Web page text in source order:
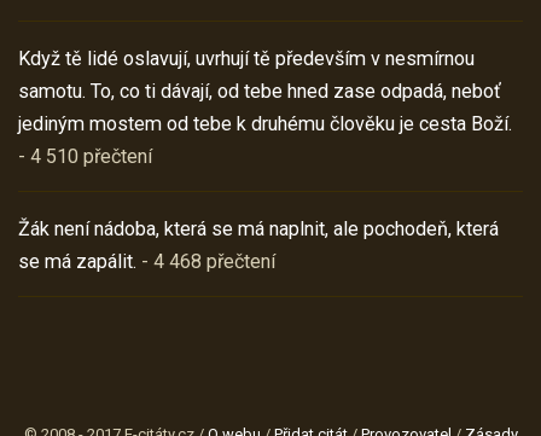
Když tě lidé oslavují, uvrhují tě především v nesmírnou
samotu. To, co ti dávají, od tebe hned zase odpadá, neboť
jediným mostem od tebe k druhému člověku je cesta Boží.
- 4 510 přečtení
Žák není nádoba, která se má naplnit, ale pochodeň, která
se má zapálit. - 4 468 přečtení